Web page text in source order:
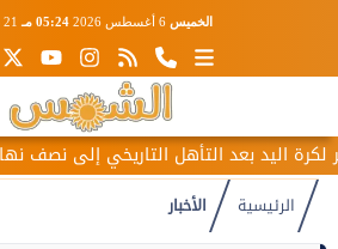
الخميس 6 أغسطس 2026 05:24 مـ 21 صفر 1448
بعد التأهل التاريخي إلى نصف نهائي...
الرئيسية الأخبار